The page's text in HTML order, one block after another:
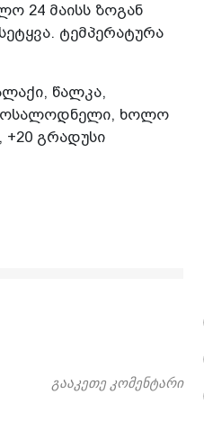
24 მაისს ზოგან
ტემპერატურა
წალკა,
მოსალოდნელი, ხოლო
+20 გრადუსი
გააკეთე კომენტარი